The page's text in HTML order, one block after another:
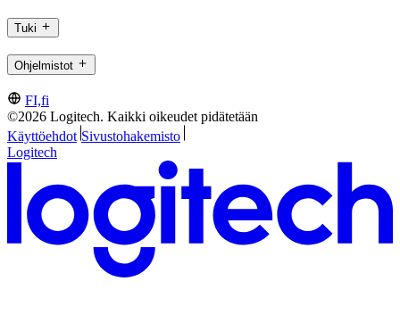
Tuki
Ohjelmistot
FI,fi
©2026 Logitech. Kaikki oikeudet pidätetään
Käyttöehdot Sivustohakemisto
Logitech